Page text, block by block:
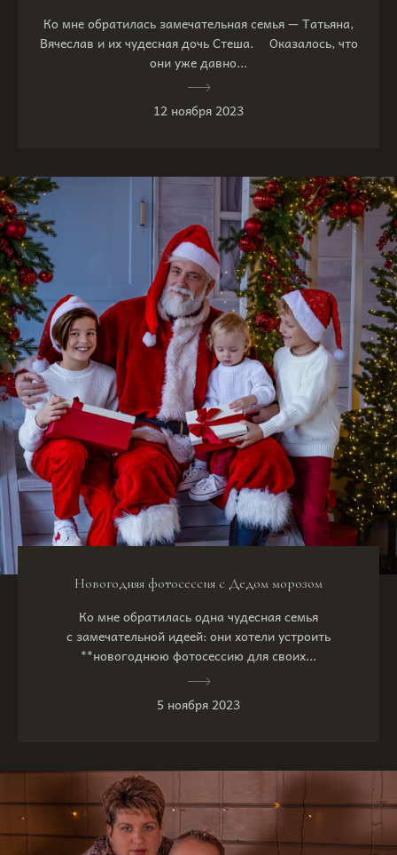
Ко мне обратилась замечательная семья — Татьяна,
Вячеслав и их чудесная дочь Стеша. ⠀ Оказалось, что
они уже давно...
12 ноября 2023
Новогодняя фотосессия с Дедом морозом
Ко мне обратилась одна чудесная семья
с замечательной идеей: они хотели устроить
**новогоднюю фотосессию для своих...
5 ноября 2023